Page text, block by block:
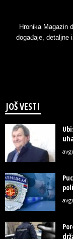
Hronika Magazin
događaje, detaljne
JOŠ VESTI